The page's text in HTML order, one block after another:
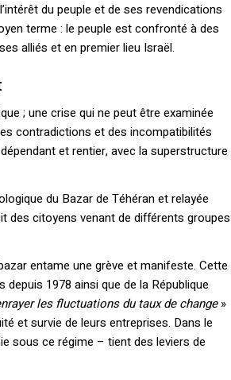
du peuple et de ses revendications
terme : le peuple est confronté à des
alliés et en premier lieu Israël.
; une crise qui ne peut être examinée
contradictions et des incompatibilités
et rentier, avec la superstructure
du Bazar de Téhéran et relayée
des citoyens venant de différents groupes
entame une grève et manifeste. Cette
1978 ainsi que de la République
les fluctuations du taux de change»
et survie de leurs entreprises. Dans le
sous ce régime – tient des leviers de